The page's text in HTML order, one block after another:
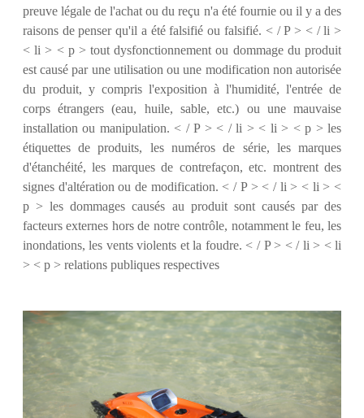
preuve légale de l'achat ou du reçu n'a été fournie ou il y a des
raisons de penser qu'il a été falsifié ou falsifié. < / P > < / li >
< li > < p > tout dysfonctionnement ou dommage du produit
est causé par une utilisation ou une modification non autorisée
du produit, y compris l'exposition à l'humidité, l'entrée de
corps étrangers (eau, huile, sable, etc.) ou une mauvaise
installation ou manipulation. < / P > < / li > < li > < p > les
étiquettes de produits, les numéros de série, les marques
d'étanchéité, les marques de contrefaçon, etc. montrent des
signes d'altération ou de modification. < / P > < / li > < li > <
p > les dommages causés au produit sont causés par des
facteurs externes hors de notre contrôle, notamment le feu, les
inondations, les vents violents et la foudre. < / P > < / li > < li
> < p > relations publiques respectives